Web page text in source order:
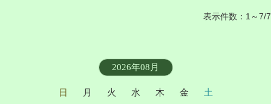
表示件数：1～7/7
2026年08月
日 月 火 水 木 金
土